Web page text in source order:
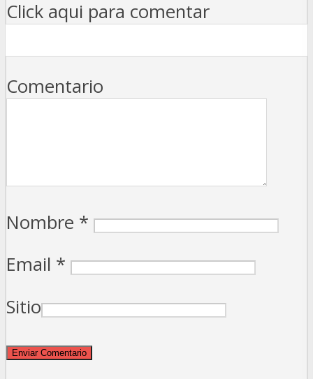
Click aqui para comentar
Comentario
Nombre *
Email *
Sitio